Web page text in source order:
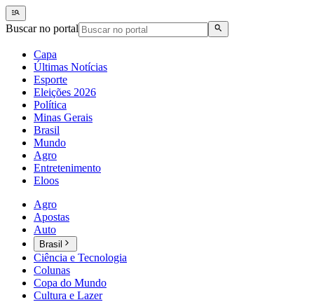
Buscar no portal
Capa
Últimas Notícias
Esporte
Eleições 2026
Política
Minas Gerais
Brasil
Mundo
Agro
Entretenimento
Eloos
Agro
Apostas
Auto
Brasil
Ciência e Tecnologia
Colunas
Copa do Mundo
Cultura e Lazer